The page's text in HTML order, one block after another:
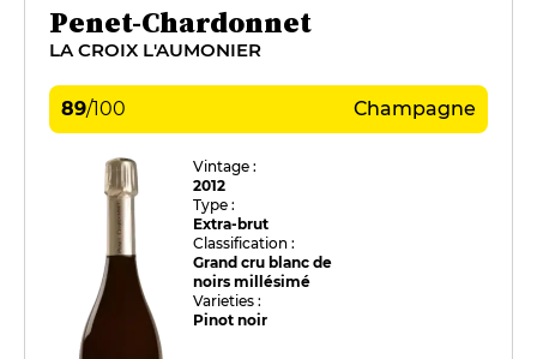
Penet-Chardonnet
LA CROIX L'AUMONIER
89/100 Champagne
Vintage :
2012
Type :
Extra-brut
Classification :
Grand cru blanc de
noirs millésimé
Varieties :
Pinot noir